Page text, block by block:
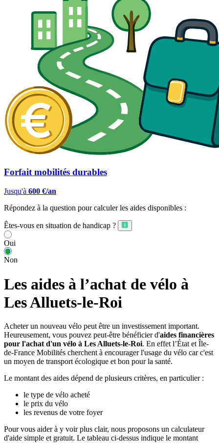
Forfait mobilités durables
Jusqu'à 600 €/an
Répondez à la question pour calculer les aides disponibles :
Êtes-vous en situation de handicap ?
Oui
Non
Les aides à l’achat de vélo à
Les Alluets-le-Roi
Acheter un nouveau vélo peut être un investissement important.
Heureusement, vous pouvez peut-être bénéficier d'aides financières
pour l'achat d'un vélo à Les Alluets-le-Roi. En effet l’État et Île-
de-France Mobilités cherchent à encourager l'usage du vélo car c'est
un moyen de transport écologique et bon pour la santé.
Le montant des aides dépend de plusieurs critères, en particulier :
le type de vélo acheté
le prix du vélo
les revenus de votre foyer
Pour vous aider à y voir plus clair, nous proposons un calculateur
d'aide simple et gratuit. Le tableau ci-dessus indique le montant